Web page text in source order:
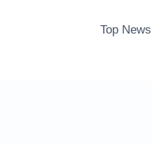
Top News